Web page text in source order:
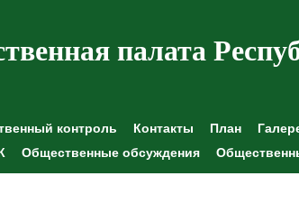
палата
контроль Контакты План
Общественные обсуждения